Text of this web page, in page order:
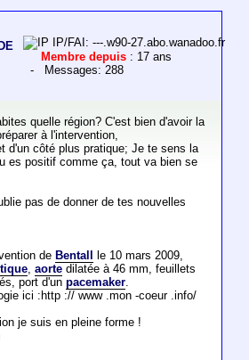
IP/FAI: ---.w90-27.abo.wanadoo.fr
Membre depuis : 17 ans
- Messages: 288
quelle région? C'est bien d'avoir la
à l'intervention,
d'un côté plus pratique; Je te sens la
es positif comme ça, tout va bien se
pas de donner de tes nouvelles
de Bentall
le 10 mars 2009,
, aortedilatée à 46 mm, feuillets
port d'un pacemaker.
ici :http :// www .mon -coeur .info/
je suis en pleine forme !